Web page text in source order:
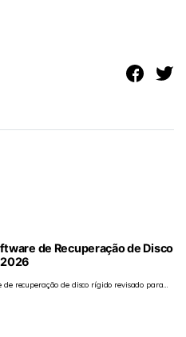
de Recuperação de Disco
de recuperação de disco rígido revisado para